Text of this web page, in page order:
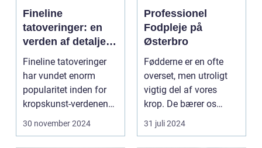
Fineline
tatoveringer: en
verden af detaljer
og elegance
Fineline tatoveringer
har vundet enorm
popularitet inden for
kropskunst-verdenen
de seneste år...
30 november 2024
Professionel
Fodpleje på
Østerbro
Fødderne er en ofte
overset, men utroligt
vigtig del af vores
krop. De bærer os
gennem ...
31 juli 2024